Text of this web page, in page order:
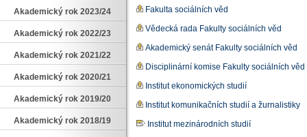
Akademický rok 2023/24
Akademický rok 2022/23
Akademický rok 2021/22
Akademický rok 2020/21
Akademický rok 2019/20
Akademický rok 2018/19
Fakulta sociálních věd
Vědecká rada Fakulty sociálních věd
Akademický senát Fakulty sociálních věd
Disciplinární komise Fakulty sociálních věd
Institut ekonomických studií
Institut komunikačních studií a žurnalistiky
Institut mezinárodních studií